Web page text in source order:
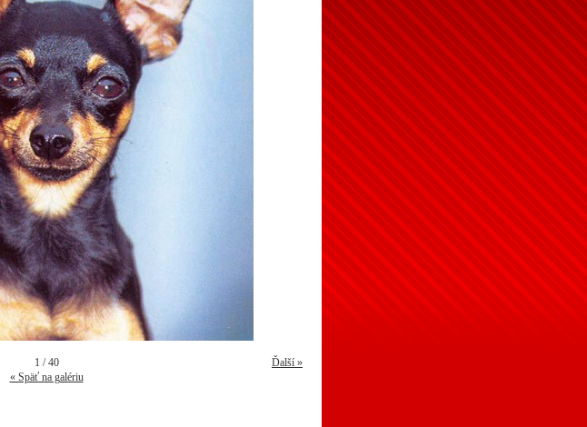
1 / 40
Ďalší »
« Späť na galériu